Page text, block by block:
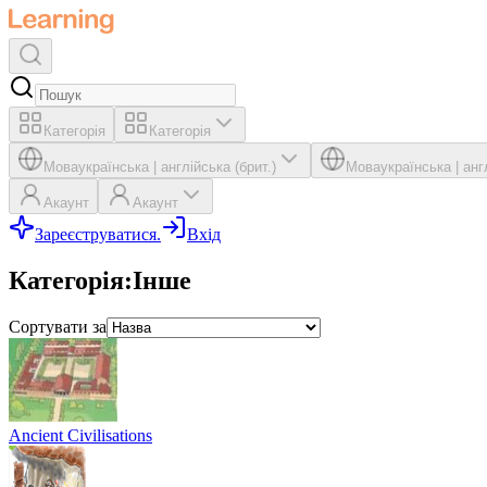
Категорія Категорія
Моваукраїнська англійська (брит.) Моваукраїнська
Акаунт Акаунт
Зареєструватися. Вхід
Категорія:Інше
Сортувати за
Ancient Civilisations